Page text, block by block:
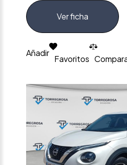
Ver ficha
Añadir
Favoritos